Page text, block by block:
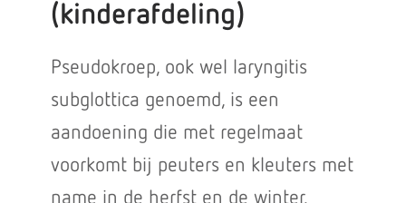
(kinderafdeling)
Pseudokroep, ook wel laryngitis
subglottica genoemd, is een
aandoening die met regelmaat
voorkomt bij peuters en kleuters met
name in de herfst en de winter.